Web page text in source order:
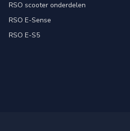
RSO scooter onderdelen
RSO E-Sense
RSO E-S5